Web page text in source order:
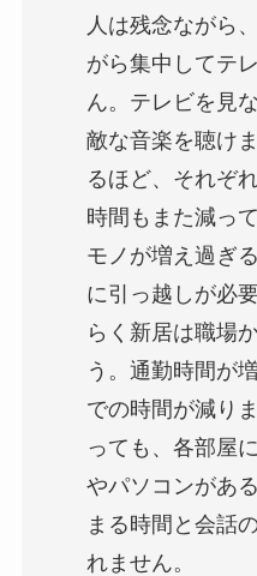
人は残念ながら
がら集中してテ
ん。テレビを見
敵な音楽を聴け
るほど、それぞ
時間もまた減っ
モノが増え過ぎ
に引っ越しが必
らく新居は職場
う。通勤時間が
での時間が減り
っても、各部屋
やパソコンがあ
まる時間と会話
れません。